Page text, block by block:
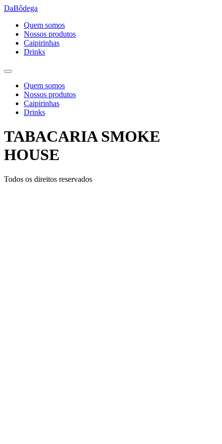
Ir
conteúdo
DaBôdega
Quem somos
Nossos produtos
Caipirinhas
Drinks
Quem somos
Nossos produtos
Caipirinhas
Drinks
TABACARIA SMOKE
HOUSE
Todos os direitos reservados